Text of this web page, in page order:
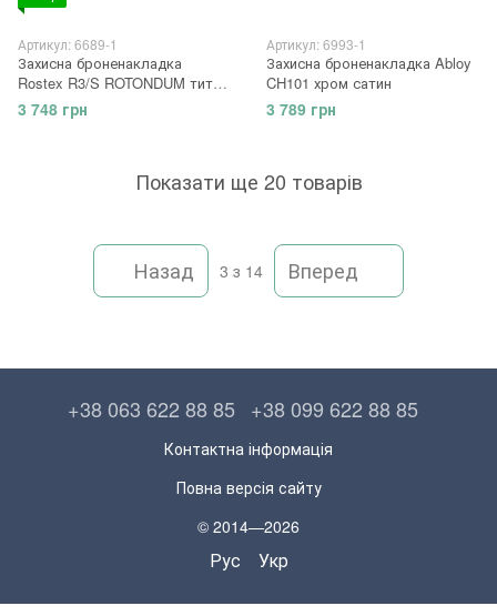
Артикул: 6689-1
Захисна броненакладка
Rostex R3/S ROTONDUM титан
матовий
3 748 грн
Артикул: 6993-1
Захисна броненакладка Abloy
CH101 хром сатин
3 789 грн
Показати ще 20 товарів
Назад 3 з 14 Вперед
+38 063 622 88 85 +38 099 622 88 85
Контактна інформація
Повна версія сайту
© 2014—2026
Рус Укр